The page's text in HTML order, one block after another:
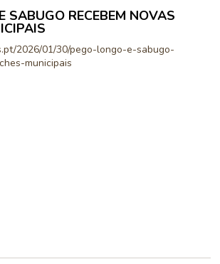
SABUGO RECEBEM NOVAS
2026/01/30/pego-longo-e-sabugo-
municipais